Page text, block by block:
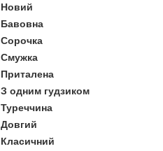
Новий
Бавовна
Сорочка
Смужка
Приталена
З одним гудзиком
Туреччина
Довгий
Класичний